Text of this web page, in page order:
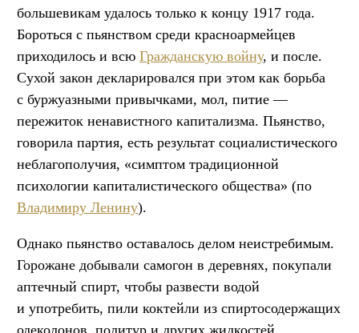
большевикам удалось только к концу 1917 года.
Бороться с пьянством среди красноармейцев
приходилось и всю Гражданскую войну, и после.
Сухой закон декларировался при этом как борьба
с буржуазными привычками, мол, питие —
пережиток ненавистного капитализма. Пьянство,
говорила партия, есть результат социалистического
неблагополучия, «симптом традиционной
психологии капиталистического общества» (по
Владимиру Ленину).
Однако пьянство оставалось делом неистребимым.
Горожане добывали самогон в деревнях, покупали
аптечный спирт, чтобы развести водой
и употребить, пили коктейли из спиртосодержащих
одеколонов, политур и других жидкостей.